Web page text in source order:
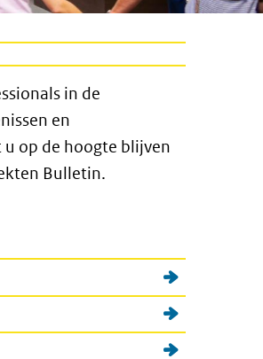
in de
en
op de hoogte blijven
Bulletin.